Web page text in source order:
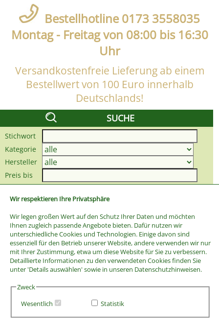
Wir respektieren Ihre Privatsphäre
Wir legen großen Wert auf den Schutz Ihrer Daten und möchten
Ihnen zugleich passende Angebote bieten. Dafür nutzen wir
unterschiedliche Cookies und Technologien. Einige davon sind
essenziell für den Betrieb unserer Website, andere verwenden wir nur
mit Ihrer Zustimmung, etwa um diese Website für Sie zu verbessern.
Detaillierte Informationen zu den verwendeten Cookies finden Sie
unter 'Details auswählen' sowie in unseren Datenschutzhinweisen.
Zweck
Wesentlich
Statistik
Bestellhotline 0173 3558035
Montag - Freitag von 08:00 bis 16:30
Uhr
Versandkostenfreie Lieferung ab einem
Bestellwert von 100 Euro innerhalb
Deutschlands!
SUCHE
Stichwort
Kategorie
Hersteller
Preis bis